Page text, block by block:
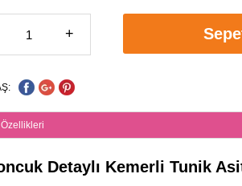
+
Detaylı Kemerli Tunik